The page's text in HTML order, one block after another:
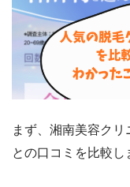
まず、湘南美容ク
との口コミを比較し